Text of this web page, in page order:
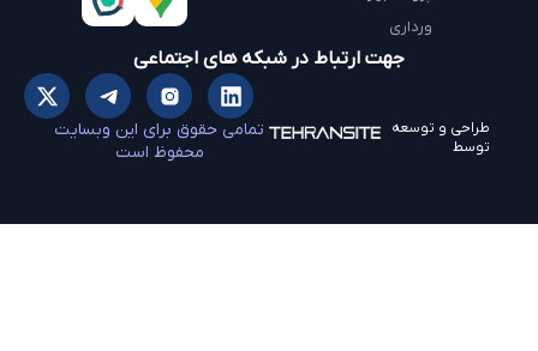
ورداری
جهت ارتباط در شبکه های اجتماعی
طراحی و توسعه
توسط
تمامی حقوق برای این وبسایت
محفوظ است